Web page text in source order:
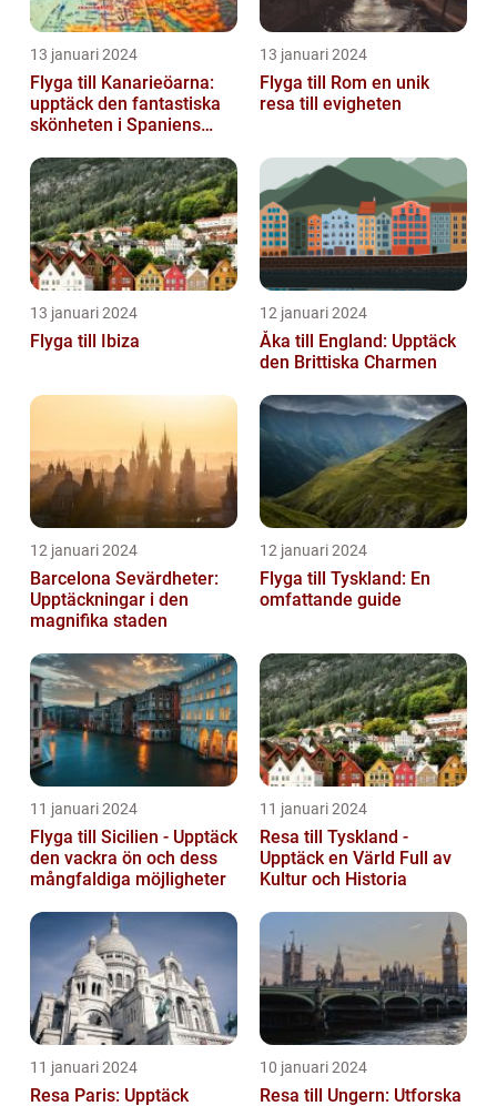
13 januari 2024
Flyga till Kanarieöarna:
upptäck den fantastiska
skönheten i Spaniens
13 januari 2024
Flyga till Rom en unik
resa till evigheten
13 januari 2024
Flyga till Ibiza
12 januari 2024
Åka till England: Upptäck
den Brittiska Charmen
12 januari 2024
Barcelona Sevärdheter:
Upptäckningar i den
magnifika staden
12 januari 2024
Flyga till Tyskland: En
omfattande guide
11 januari 2024
Flyga till Sicilien - Upptäck
den vackra ön och dess
mångfaldiga möjligheter
11 januari 2024
Resa till Tyskland -
Upptäck en Värld Full av
Kultur och Historia
11 januari 2024
Resa Paris: Upptäck
10 januari 2024
Resa till Ungern: Utforska